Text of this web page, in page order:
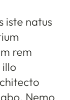
iste natus
rem
Nemo